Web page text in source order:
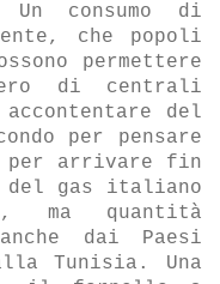
consumo di
che popoli
permettere
di centrali
del
per pensare
arrivare fin
del gas italiano
ma quantità
dai Paesi
Tunisia. Una